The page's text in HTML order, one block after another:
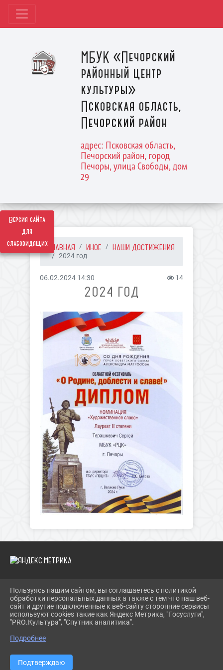
Версия сайта
для
слабовидящих
МБУК «Печорский
районный центр
культуры»
Псковская область,
Печорский район
адрес: Псковская область,
Печорский район, город
Печоры, улица Свободы, дом
29
ГЛАВНАЯ ИНОЕ НАШИ ДОСТИЖЕНИЯ
2024 год
06.02.2024 14:30 14
2024 ГОД
2026 Г. PECHORY-RCK.RU
ВХОД
КАРТА САЙТА
ПОЛИТИКА ОБРАБОТКИ ПЕРСОНАЛЬНЫХ ДАННЫХ
СДЕЛАНО НА KUBCMS
Пользуясь нашим сайтом, вы соглашаетесь с политикой
обработки персональных данных а также с тем что наш веб-
сайт и другие подключенные к веб-сайту сторонние сервисы
используют cookies такие как Яндекс Метрика, "Госуслуги",
"PRO.Культура", "Спутник аналитика".
Подробнее
Подтверждаю